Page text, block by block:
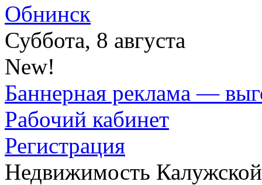
Обнинск
Суббота, 8 августа
New!
Баннерная реклама —
Рабочий кабинет
Регистрация
Недвижимость